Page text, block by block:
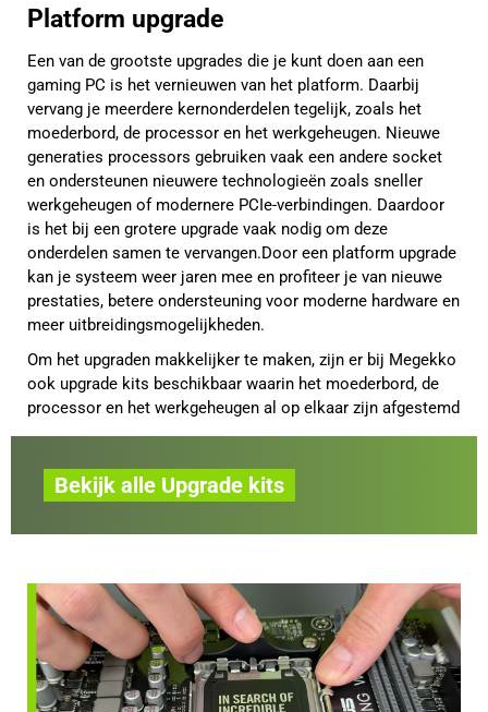
Platform upgrade
Een van de grootste upgrades die je kunt doen aan een
gaming PC is het vernieuwen van het platform. Daarbij
vervang je meerdere kernonderdelen tegelijk, zoals het
moederbord, de processor en het werkgeheugen. Nieuwe
generaties processors gebruiken vaak een andere socket
en ondersteunen nieuwere technologieën zoals sneller
werkgeheugen of modernere PCIe-verbindingen. Daardoor
is het bij een grotere upgrade vaak nodig om deze
onderdelen samen te vervangen.Door een platform upgrade
kan je systeem weer jaren mee en profiteer je van nieuwe
prestaties, betere ondersteuning voor moderne hardware en
meer uitbreidingsmogelijkheden.
Om het upgraden makkelijker te maken, zijn er bij Megekko
ook upgrade kits beschikbaar waarin het moederbord, de
processor en het werkgeheugen al op elkaar zijn afgestemd
Bekijk alle Upgrade kits